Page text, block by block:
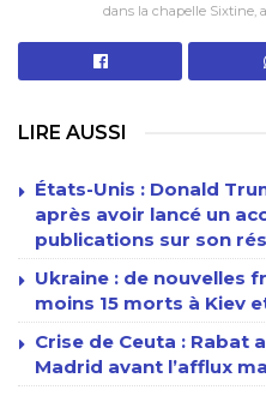
dans la chapelle Sixtine,
LIRE AUSSI
États-Unis : Donald
après avoir lancé un
publications sur son
Ukraine : de nouvelles
moins 15 morts à Kiev
Crise de Ceuta : Rabat
Madrid avant l’afflux